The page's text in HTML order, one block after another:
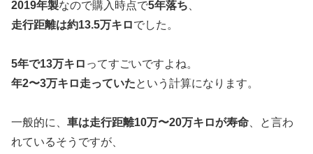
2019年製なので購入時点で5年落ち
走行距離は約13.5万キロでした。
5年で13万キロ ってすごいですよね。
年2〜3万キロ走っていたという計算になります。
一般的に、 車は走行距離10万〜20万キロが寿命 、と言わ
れているそうですが、